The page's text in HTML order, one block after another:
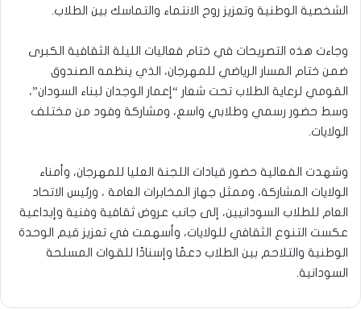
الشخصية الوطنية وتعزيز روح الانتماء والتماسك بين الطلاب.
وجاءت هذه التصريحات في ختام فعاليات الليلة الثقافية الكبرى
ضمن ختام المسار الرياضي للمهرجان، الذي ينظمه الصندوق
القومي لرعاية الطلاب تحت شعار “إعمار الوجدان لبناء السودان”،
وسط حضور رسمي وطلابي واسع، ومشاركة وفود من مختلف
الولايات.
وشهدت الفعالية حضور قيادات اللجنة العليا للمهرجان، وأمناء
الولايات المشاركة، وممثل جهاز المخابرات العامة ، ورئيس الاتحاد
العام للطلاب السودانيين، إلى جانب عروض ثقافية وفنية وإبداعية
عكست التنوع الثقافي للولايات، وأسهمت في تعزيز قيم الوحدة
الوطنية والتلاحم بين الطلاب دعمًا وإسنادًا للقوات المسلحة
السودانية.